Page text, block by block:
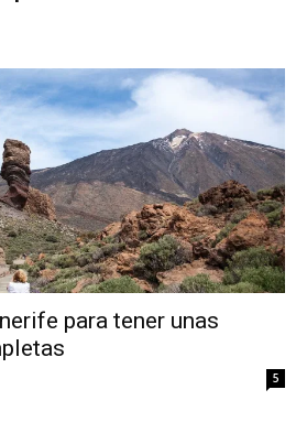
Thru
My
para tener unas
5